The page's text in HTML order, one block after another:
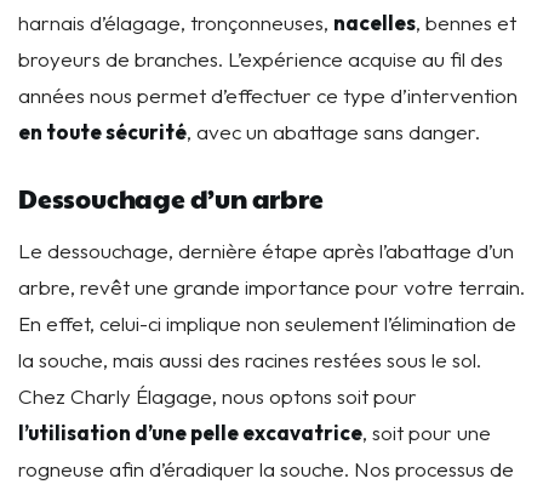
harnais d’élagage, tronçonneuses, nacelles, bennes et
broyeurs de branches. L’expérience acquise au fil des
années nous permet d’effectuer ce type d’intervention
en toute sécurité, avec un abattage sans danger.
Dessouchage d’un arbre
Le dessouchage, dernière étape après l’abattage d’un
arbre, revêt une grande importance pour votre terrain.
En effet, celui-ci implique non seulement l’élimination de
la souche, mais aussi des racines restées sous le sol.
Chez Charly Élagage, nous optons soit pour
l’utilisation d’une pelle excavatrice, soit pour une
rogneuse afin d’éradiquer la souche. Nos processus de